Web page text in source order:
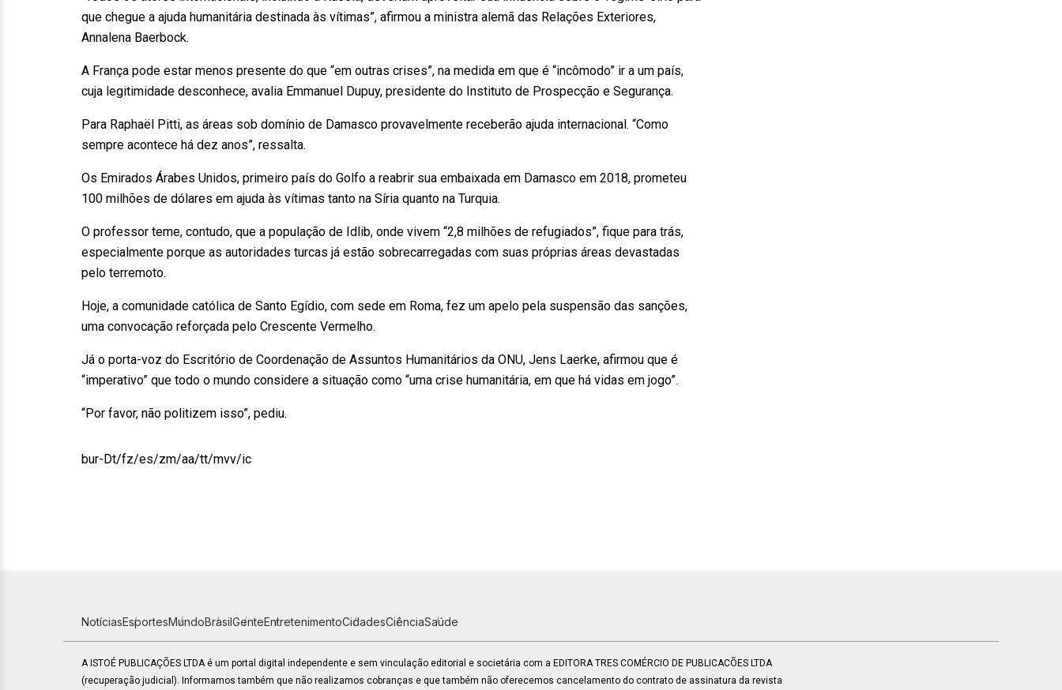
que chegue a ajuda humanitária destinada às vítimas”, afirmou a ministra alemã das Relações Exteriores,
Annalena Baerbock.
A França pode estar menos presente do que “em outras crises”, na medida em que é “incômodo” ir a um país,
cuja legitimidade desconhece, avalia Emmanuel Dupuy, presidente do Instituto de Prospecção e Segurança.
Para Raphaël Pitti, as áreas sob domínio de Damasco provavelmente receberão ajuda internacional. “Como
sempre acontece há dez anos”, ressalta.
Os Emirados Árabes Unidos, primeiro país do Golfo a reabrir sua embaixada em Damasco em 2018, prometeu
100 milhões de dólares em ajuda às vítimas tanto na Síria quanto na Turquia.
O professor teme, contudo, que a população de Idlib, onde vivem “2,8 milhões de refugiados”, fique para trás,
especialmente porque as autoridades turcas já estão sobrecarregadas com suas próprias áreas devastadas
pelo terremoto.
Hoje, a comunidade católica de Santo Egídio, com sede em Roma, fez um apelo pela suspensão das sanções,
uma convocação reforçada pelo Crescente Vermelho.
Já o porta-voz do Escritório de Coordenação de Assuntos Humanitários da ONU, Jens Laerke, afirmou que é
“imperativo” que todo o mundo considere a situação como “uma crise humanitária, em que há vidas em jogo”.
“Por favor, não politizem isso”, pediu.
bur-Dt/fz/es/zm/aa/tt/mvv/ic
NotíciasEsportesMundoBrasilGenteEntretenimentoCidadesCiênciaSaúde
A ISTOÉ PUBLICAÇÕES LTDA é um portal digital independente e sem vinculação editorial e societária com a EDITORA TRES COMÉRCIO DE PUBLICACÕES LTDA
(recuperação judicial). Informamos também que não realizamos cobranças e que também não oferecemos cancelamento do contrato de assinatura da revista